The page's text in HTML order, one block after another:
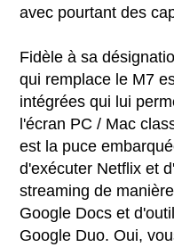
avec pourtant des
Fidèle à sa
qui remplace le M7
intégrées qui lui
l'écran PC / Mac
est la puce
d'exécuter Netflix et
streaming de
Google Docs et
Google Duo. Oui,